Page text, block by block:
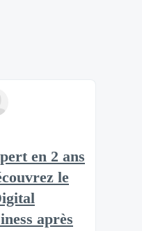
en 2 ans
le
après